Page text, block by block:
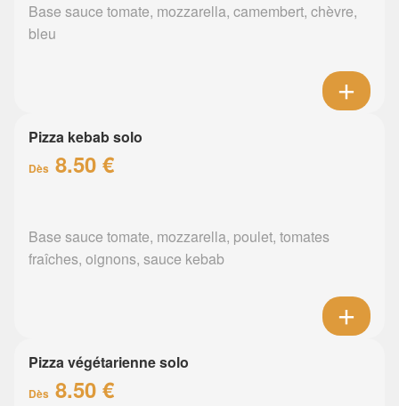
Base sauce tomate, mozzarella, camembert, chèvre,
bleu
Pizza kebab solo
Dès 8.50 €
Base sauce tomate, mozzarella, poulet, tomates
fraîches, oignons, sauce kebab
Pizza végétarienne solo
Dès 8.50 €